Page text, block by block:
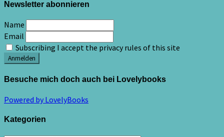
Newsletter abonnieren
Name
Email
Subscribing I accept the privacy rules of this site
Besuche mich doch auch bei Lovelybooks
Powered by LovelyBooks
Kategorien